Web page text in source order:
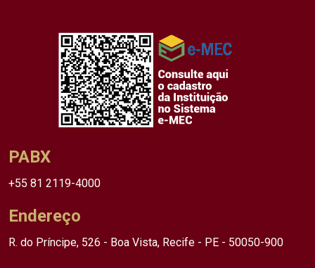
PABX
+55 81 2119-4000
Endereço
R. do Príncipe, 526 - Boa Vista, Recife - PE - 50050-900